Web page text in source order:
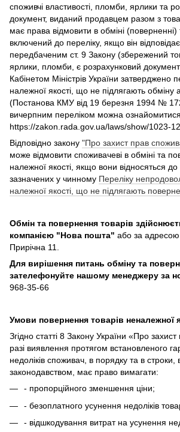
споживчі властивості, пломби, ярлики та
документ, виданий продавцем разом з
має права відмовити в обміні
включений до переліку, якщо він
передбаченим ст. 9 Закону (збережений
ярлики, пломби, є розрахунковий документ
Кабінетом Міністрів України затверджено
належної якості, що не підлягають
(Постанова КМУ від 19 березня 1994 №
вичерпним переліком можна
https://zakon.rada.gov.ua/laws/show/1023-12
Відповідно закону "Про захист прав
може відмовити споживачеві в обміні та
належної якості, якщо вони відносяться до
зазначених у чинному Переліку
належної якості, що не підлягають
Обмін та повернення товарів
компанією "Нова пошта" або за адресою
Прирічна 11.
Для вирішення питань обміну та
зателефонуйте нашому менеджеру за
968-35-66
Умови повернення товарів неналежної
Згідно статті 8 Закону України «Про
разі виявлення протягом встановленого
недоліків споживач, в порядку та в строки,
законодавством, має право вимагати:
- пропорційного зменшення ціни;
- безоплатного усунення недоліків
- відшкодування витрат на усунення